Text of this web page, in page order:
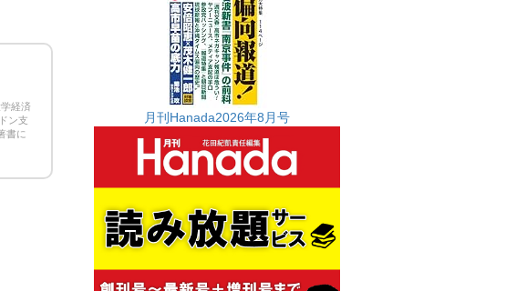
経済
ン支
書に
月刊Hanada2026年8月号